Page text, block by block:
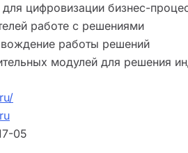
цифровизации бизнес-
работе с решениями
работы решений
модулей для решения
05